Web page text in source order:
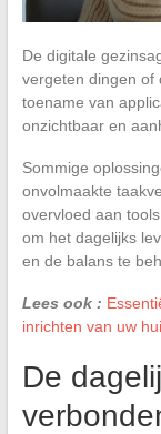
De digitale
vergeten dingen of
toename van
onzichtbaar en
Sommige
onvolmaakte
overvloed aan
om het dagelijks
en de balans te
Lees ook :
inrichten van uw
De